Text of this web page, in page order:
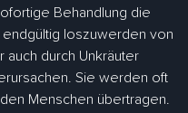
Behandlung die
loszuwerden von
durch Unkräuter
Sie werden oft
Menschen übertragen.